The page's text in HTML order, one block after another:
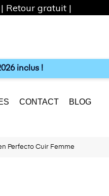
inclus !
CONTACT BLOG
Perfecto Cuir Femme
Retour gratuit |